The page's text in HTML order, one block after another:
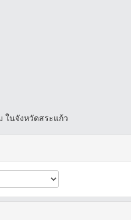
ในจังหวัดสระแก้ว